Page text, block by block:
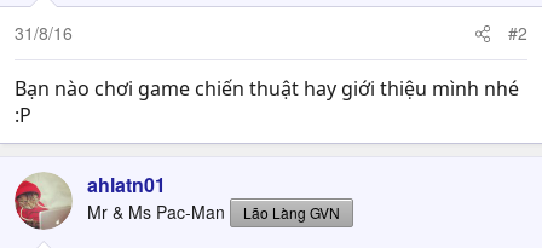
31/8/16 #2
Bạn nào chơi game chiến thuật hay giới thiệu mình nhé
:P
ahlatn01
Mr & Ms Pac-Man Lão Làng GVN